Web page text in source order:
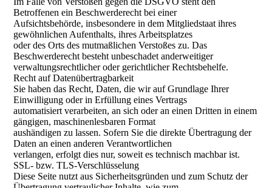
Betroffenen ein Beschwerderecht bei einer
Aufsichtsbehörde, insbesondere in dem Mitgliedstaat ihres
gewöhnlichen Aufenthalts, ihres Arbeitsplatzes
oder des Orts des mutmaßlichen Verstoßes zu. Das
Beschwerderecht besteht unbeschadet anderweitiger
verwaltungsrechtlicher oder gerichtlicher Rechtsbehelfe.
Recht auf Datenübertragbarkeit
Sie haben das Recht, Daten, die wir auf Grundlage Ihrer
Einwilligung oder in Erfüllung eines Vertrags
automatisiert verarbeiten, an sich oder an einen Dritten in einem
gängigen, maschinenlesbaren Format
aushändigen zu lassen. Sofern Sie die direkte Übertragung der
Daten an einen anderen Verantwortlichen
verlangen, erfolgt dies nur, soweit es technisch machbar ist.
SSL- bzw. TLS-Verschlüsselung
Diese Seite nutzt aus Sicherheitsgründen und zum Schutz der